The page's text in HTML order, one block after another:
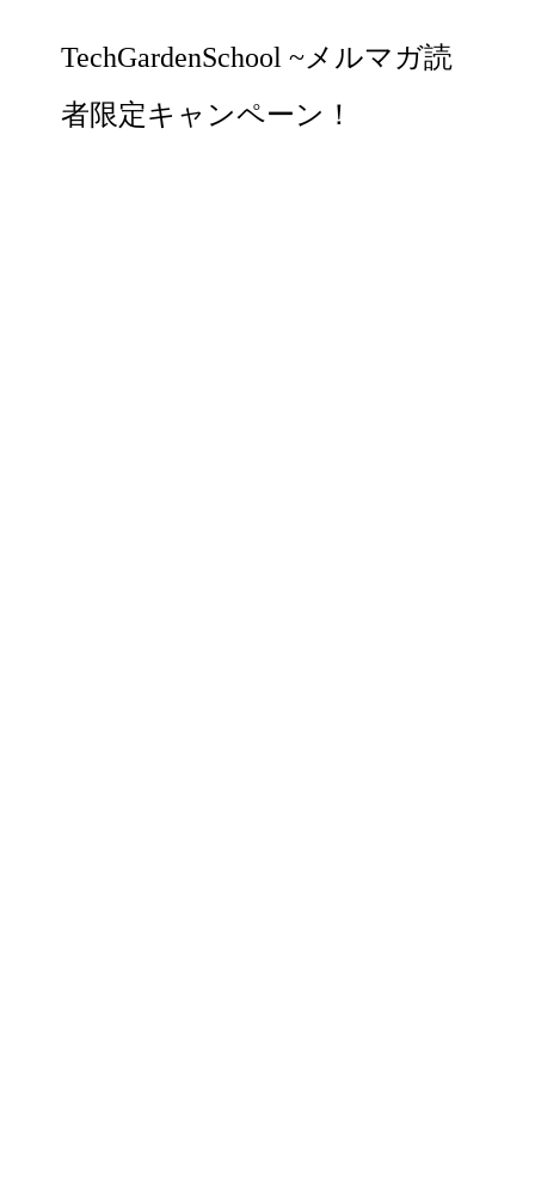
TechGardenSchool ~メルマガ読
者限定キャンペーン！